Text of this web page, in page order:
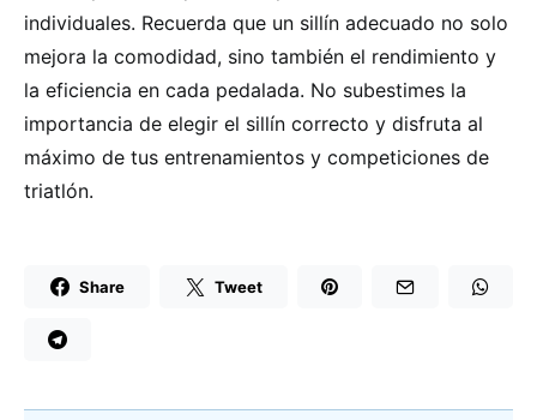
individuales. Recuerda que un sillín adecuado no solo
mejora la comodidad, sino también el rendimiento y
la eficiencia en cada pedalada. No subestimes la
importancia de elegir el sillín correcto y disfruta al
máximo de tus entrenamientos y competiciones de
triatlón.
Share Tweet